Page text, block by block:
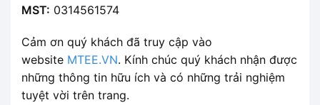
MST: 0314561574
Cảm ơn quý khách đã truy cập vào
website MTEE.VN. Kính chúc quý khách nhận được
những thông tin hữu ích và có những trải nghiệm
tuyệt vời trên trang.